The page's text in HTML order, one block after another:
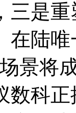
三是
在陆
景将
数科